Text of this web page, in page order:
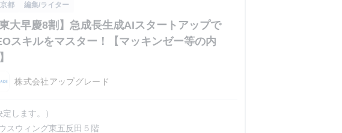
都 編集/ライター
東大早慶8割】急成長生成AIスタートアップで
スキルをマスター！【マッキンゼー等の内
株式会社アップグレード
します。）
スウィング東五反田５階